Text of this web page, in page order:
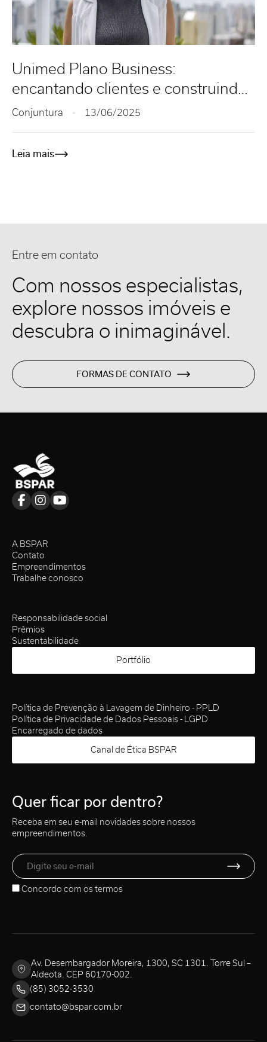
Unimed Plano Business:
encantando clientes e construindo
sonhos no mercado imobiliário
Conjuntura 13/06/2025
Leia mais
Entre em contato
Com nossos especialistas,
explore nossos imóveis e
descubra o inimaginável.
FORMAS DE CONTATO
A BSPAR
Contato
Empreendimentos
Trabalhe conosco
Responsabilidade social
Prêmios
Sustentabilidade
Portfólio
Política de Prevenção à Lavagem de Dinheiro - PPLD
Política de Privacidade de Dados Pessoais - LGPD
Encarregado de dados
Canal de Ética BSPAR
Quer ficar por dentro?
Receba em seu e-mail novidades sobre nossos
empreendimentos.
Concordo com ostermos
Av. Desembargador Moreira, 1300, SC 1301. Torre Sul –
Aldeota. CEP 60170-002.
(85) 3052-3530
contato@bspar.com.br